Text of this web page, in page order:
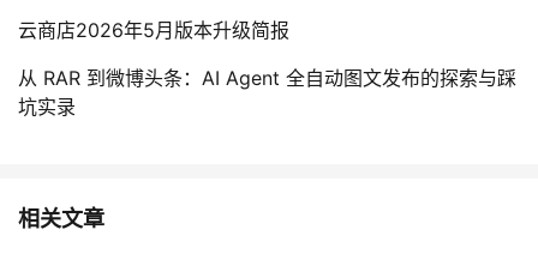
云商店2026年5月版本升级简报
从 RAR 到微博头条：AI Agent 全自动图文发布的探索与踩
坑实录
相关文章